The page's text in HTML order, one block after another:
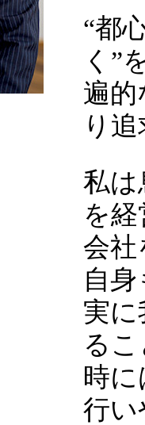
“都
く”
遍
り
私は
を
会
自
実
る
時
行い